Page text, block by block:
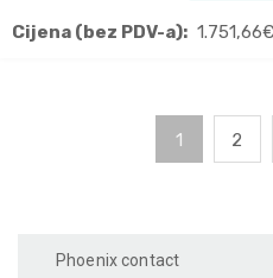
Cijena (bez PDV-a): 1.751,66€
1 2
Phoenix contact